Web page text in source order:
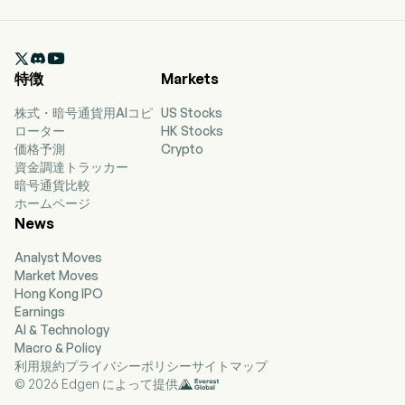

特徴
株式・暗号通貨用AIコピ
ローター
価格予測
資金調達トラッカー
暗号通貨比較
ホームページ
Markets
US Stocks
HK Stocks
Crypto
News
Analyst Moves
Market Moves
Hong Kong IPO
Earnings
AI & Technology
Macro & Policy
利用規約プライバシーポリシーサイトマップ
© 2026 Edgen によって提供